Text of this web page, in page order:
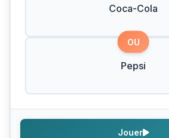
Coca-Cola
OU
Pepsi
Jouer